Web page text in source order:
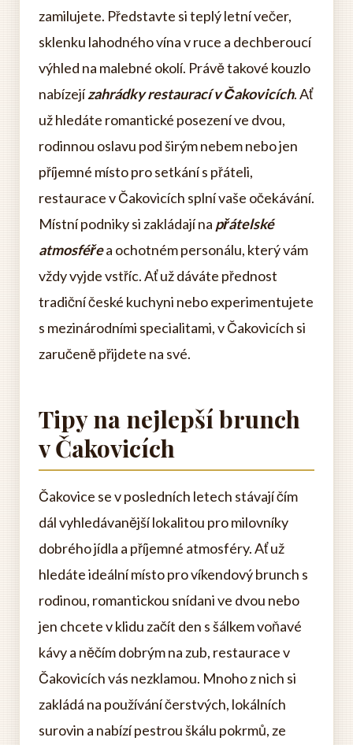
zamilujete. Představte si teplý letní večer,
sklenku lahodného vína v ruce a dechberoucí
výhled na malebné okolí. Právě takové kouzlo
nabízejízahrádky restaurací v Čakovicích. Ať
už hledáte romantické posezení ve dvou,
rodinnou oslavu pod širým nebem nebo jen
příjemné místo pro setkání s přáteli,
restaurace v Čakovicích splní vaše očekávání.
Místní podniky si zakládají na přátelské
atmosféřea ochotném personálu, který vám
vždy vyjde vstříc. Ať už dáváte přednost
tradiční české kuchyni nebo experimentujete
s mezinárodními specialitami, v Čakovicích si
zaručeně přijdete na své.
Tipy na nejlepší brunch
v Čakovicích
Čakovice se v posledních letech stávají čím
dál vyhledávanější lokalitou pro milovníky
dobrého jídla a příjemné atmosféry. Ať už
hledáte ideální místo pro víkendový brunch s
rodinou, romantickou snídani ve dvou nebo
jen chcete v klidu začít den s šálkem voňavé
kávy a něčím dobrým na zub, restaurace v
Čakovicích vás nezklamou. Mnoho z nich si
zakládá na používání čerstvých, lokálních
surovin a nabízí pestrou škálu pokrmů, ze